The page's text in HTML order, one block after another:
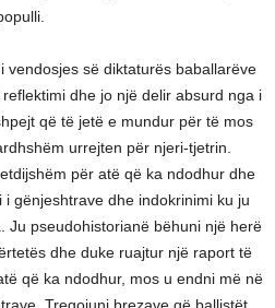
vendosjes së diktaturës baballarëve
dhe jo një delir absurd nga i
që të jetë e mundur për të mos
urrejten për njeri-tjetrin.
për atë që ka ndodhur dhe
gënjeshtrave dhe indokrinimi ku ju
Ju pseudohistorianë bëhuni një herë
dhe duke ruajtur një raport të
që ka ndodhur, mos u endni më në